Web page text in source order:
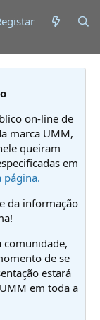
on-line de
marca UMM,
queiram
em
página.
da informação
comunidade,
de se
estará
em toda a